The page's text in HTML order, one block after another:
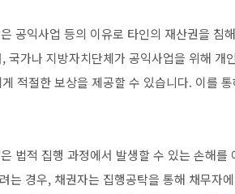
공익사업 등의 이유로 타인의 재산권을 침
국가나 지방자치단체가 공익사업을 위해
적절한 보상을 제공할 수 있습니다. 이를
법적 집행 과정에서 발생할 수 있는 손해
는 경우, 채권자는 집행공탁을 통해 채무자